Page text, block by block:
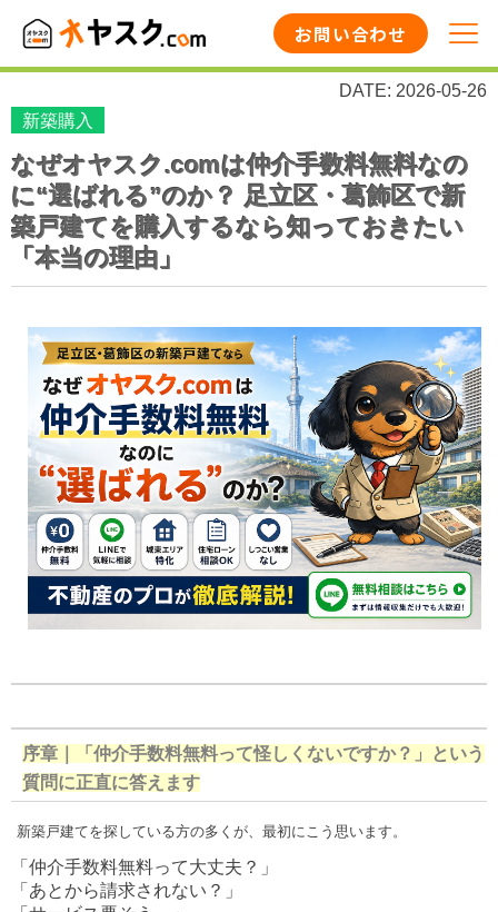
お問い合わせ
DATE: 2026-05-26
新築購入
なぜオヤスク.comは仲介手数料無料なの
に“選ばれる”のか？ 足立区・葛飾区で新
築戸建てを購入するなら知っておきたい
「本当の理由」
序章｜「仲介手数料無料って怪しくないですか？」という
質問に正直に答えます
新築戸建てを探している方の多くが、最初にこう思います。
「仲介手数料無料って大丈夫？」
「あとから請求されない？」